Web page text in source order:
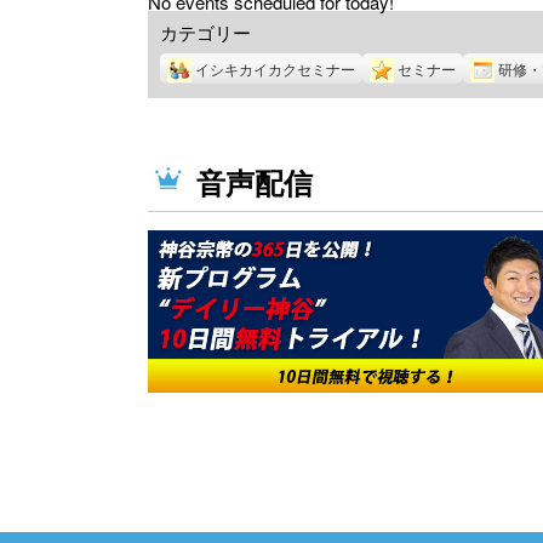
カテゴリー
イシキカイカクセミナー セミナー 研修
音声配信